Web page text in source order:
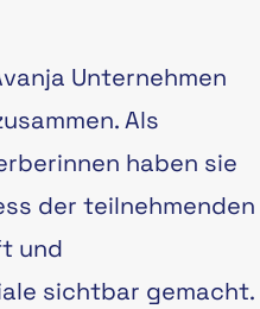
Unternehmen
Als
haben sie
der teilnehmenden
und
sichtbar gemacht.